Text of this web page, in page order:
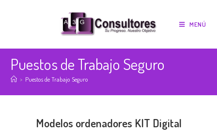
MENÚ
Puestos de Trabajo Seguro
> Puestos de Trabajo Seguro
Modelos ordenadores KIT Digital